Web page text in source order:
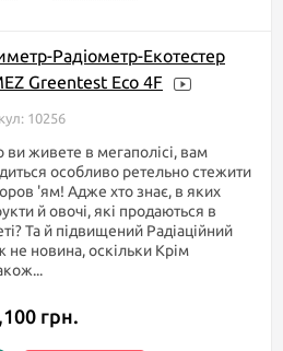
Радіометр-Екотестер
Greentest Eco 4F
10256
живете в мегаполісі, вам
особливо ретельно стежити
'ям! Адже хто знає, в яких
й овочі, які продаються в
Та й підвищений Радіаційний
не новина, оскільки Крім
грн.